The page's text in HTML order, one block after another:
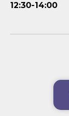
12:30-14:00